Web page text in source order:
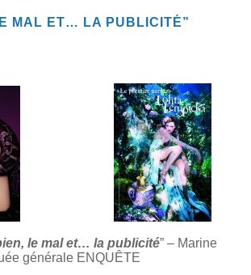
MAL ET… LA PUBLICITÉ”
le mal et… la publicité” – Marine
générale ENQUÊTE